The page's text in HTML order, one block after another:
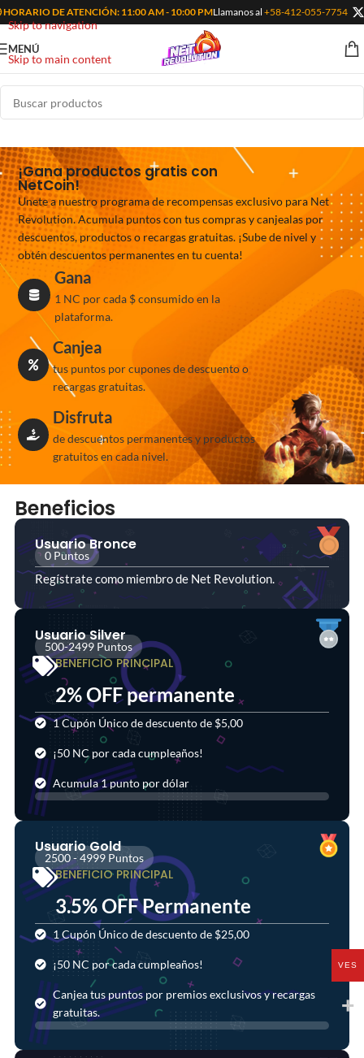
Skip to navigation
Skip to main content
TUS VIDEOJUEGOS FAVORITOS EN VENEZUELA🕛HORARIO DE
HORARIO DE ATENCIÓN: 11:00 AM - 10:00 PMLlamanos al +58-412-055-7754
MENÚ
¡Gana productos gratis con
NetCoin!
Unete a nuestro programa de recompensas exclusivo para Net
Revolution. Acumula puntos con tus compras y canjealas por
descuentos, productos o recargas gratuitas. ¡Sube de nivel y
obtén descuentos permanentes en tu cuenta!
Gana
1 NC por cada $ consumido en la
plataforma.
Canjea
tus puntos por cupones de descuento o
recargas gratuitas.
Disfruta
de descuentos permanentes y productos
gratuitos en cada nivel.
Beneficios
Usuario Bronce
0 Puntos
Regístrate como miembro de Net Revolution.
Usuario Silver
500-2499 Puntos
BENEFICIO PRINCIPAL
2% OFF permanente
1 Cupón Único de descuento de $5,00
¡50 NC por cada cumpleaños!
Acumula 1 punto por dólar
Usuario Gold
2500 - 4999 Puntos
BENEFICIO PRINCIPAL
3.5% OFF Permanente
1 Cupón Único de descuento de $25,00
¡50 NC por cada cumpleaños!
Canjea tus puntos por premios exclusivos y recargas
gratuitas.
VES